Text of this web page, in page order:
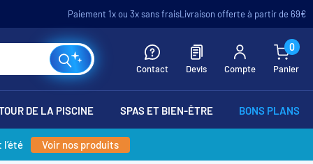
Paiement 1x ou 3x sans fraisLivraison offerte à partir de 69€
Contact Devis Compte
0
Panier
DE LA PISCINE SPAS ET BIEN-ÊTRE BONS PLANS
Voir nos produits